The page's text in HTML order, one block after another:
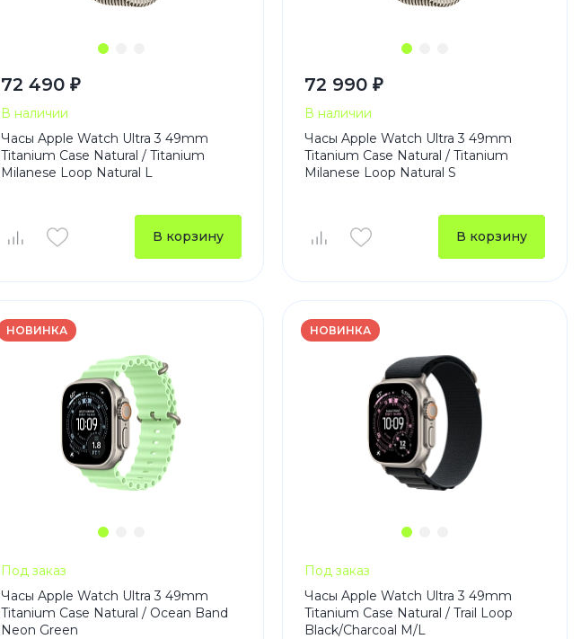
72 490 ₽
В наличии
Часы Apple Watch Ultra 3 49mm
Titanium Case Natural / Titanium
Milanese Loop Natural L
В корзину
72 990 ₽
В наличии
Часы Apple Watch Ultra 3 49mm
Titanium Case Natural / Titanium
Milanese Loop Natural S
В корзину
НОВИНКА
Под заказ
Часы Apple Watch Ultra 3 49mm
Titanium Case Natural / Ocean Band
Neon Green
НОВИНКА
Под заказ
Часы Apple Watch Ultra 3 49mm
Titanium Case Natural / Trail Loop
Black/Charcoal M/L